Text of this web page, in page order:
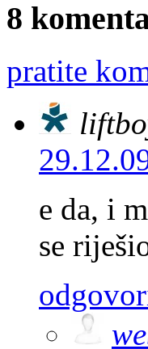
8
pratite
e da, i
se